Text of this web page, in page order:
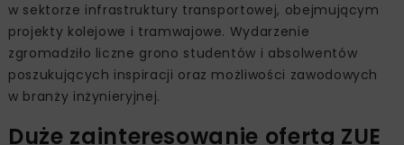
w sektorze infrastruktury transportowej, obejmującym
projekty kolejowe i tramwajowe. Wydarzenie
zgromadziło liczne grono studentów i absolwentów
poszukujących inspiracji oraz możliwości zawodowych
w branży inżynieryjnej.
Duże zainteresowanie ofertą ZUE